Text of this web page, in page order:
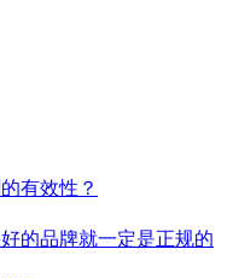
有效性？
的品牌就一定是正规的